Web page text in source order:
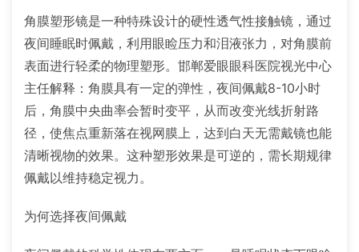
角膜塑形镜是一种特殊设计的硬性透气性接触镜，通过
夜间睡眠时佩戴，利用眼睑压力和泪液张力，对角膜前
表面进行轻柔的物理塑形。邯郸爱眼眼科医院视光中心
主任解释：角膜具有一定的弹性，夜间佩戴8-10小时
后，角膜中央曲率会暂时变平，从而改变光线折射路
径，使焦点重新落在视网膜上，达到白天无需戴镜也能
清晰视物的效果。这种塑形效果是可逆的，需长期规律
佩戴以维持稳定视力。
为何选择夜间佩戴